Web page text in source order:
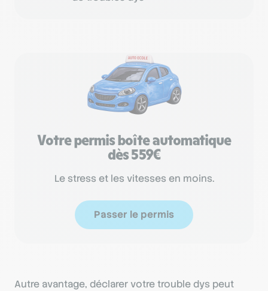
Votre permis boîte automatique
dès 559€
Le stress et les vitesses en moins.
Passer le permis
Autre avantage, déclarer votre trouble dys peut